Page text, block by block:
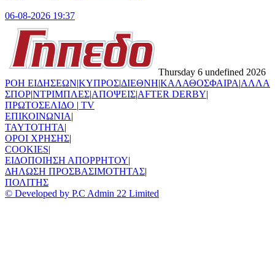
06-08-2026 19:37
Thursday 6 undefined 2026
ΡΟΗ ΕΙΔΗΣΕΩΝ|ΚΥΠΡΟΣ|ΔΙΕΘΝΗ|ΚΑΛΑΘΟΣΦΑΙΡΑ|ΑΛΛΑ
ΣΠΟΡ|ΝΤΡΙΜΠΛΕΣ|ΑΠΟΨΕΙΣ|AFTER DERBY|
ΠΡΩΤΟΣΕΛΙΔΟ | TV
ΕΠΙΚΟΙΝΩΝΙΑ|
TAYTOTHTA|
ΟΡΟΙ ΧΡΗΣΗΣ|
COOKIES|
ΕΙΔΟΠΟΙΗΣΗ ΑΠΟΡΡΗΤΟΥ|
ΔΗΛΩΣΗ ΠΡΟΣΒΑΣΙΜΟΤΗΤΑΣ|
ΠΟΛΙΤΗΣ
© Developed by P.C Admin 22 Limited